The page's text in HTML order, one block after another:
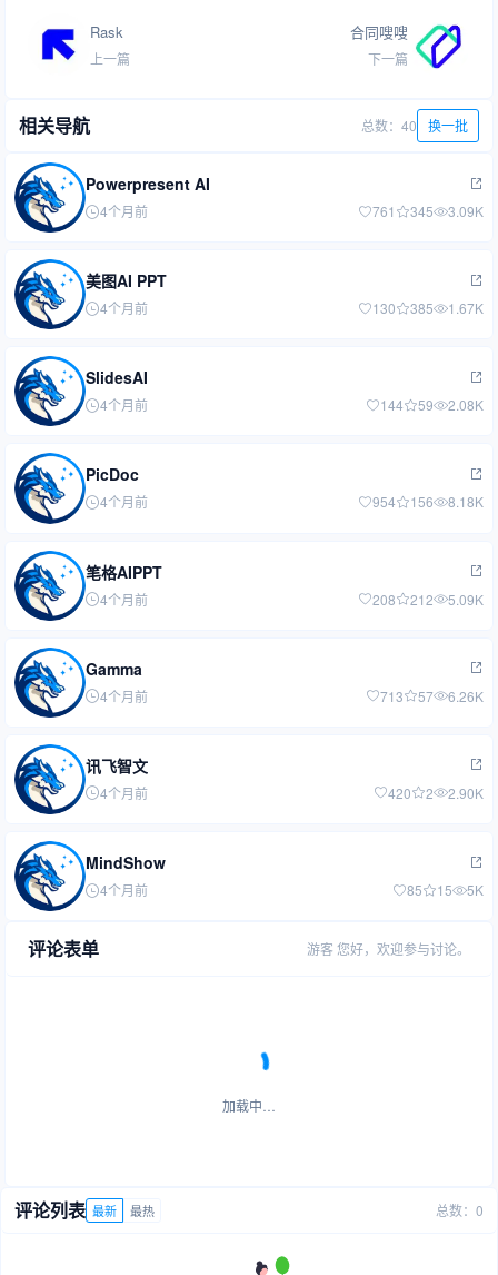
Rask
上一篇
合同嗖嗖
下一篇
相关导航 总数：40 换一批
Powerpresent AI
4个月前 761 345 3.09K
美图AI PPT
4个月前 130 385 1.67K
SlidesAI
4个月前 144 59 2.08K
PicDoc
4个月前 954 156 8.18K
笔格AIPPT
4个月前 208 212 5.09K
Gamma
4个月前 713 57 6.26K
讯飞智文
4个月前 420 2 2.90K
MindShow
4个月前 85 15 5K
评论表单 游客 您好，欢迎参与讨论。
加载中…
评论列表 最新 最热 总数：0